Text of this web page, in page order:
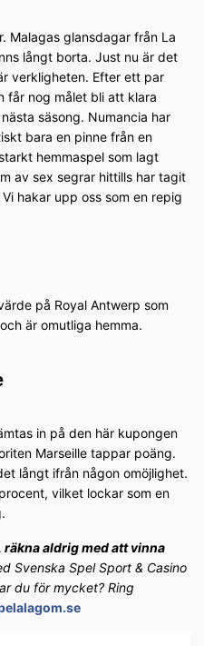
Malagas glansdagar från La
långt borta. Just nu är det
verkligheten. Efter ett par
får nog målet bli att klara
säsong. Numancia har
bara en pinne från en
hemmaspel som lagt
av sex segrar hittills har tagit
hakar upp oss som en repig
på Royal Antwerp som
är omutliga hemma.
in på den här kupongen
Marseille tappar poäng.
långt ifrån någon omöjlighet.
vilket lockar som en
räkna aldrig med att vinna
Svenska Spel Sport & Casino
du för mycket? Ring